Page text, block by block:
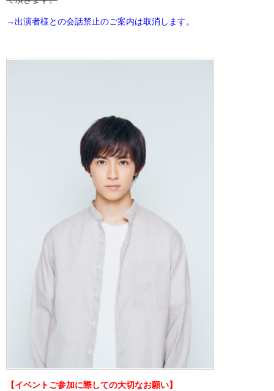
→出演者様との会話禁止のご案内は取消します。
【イベントご参加に際しての大切なお願い】